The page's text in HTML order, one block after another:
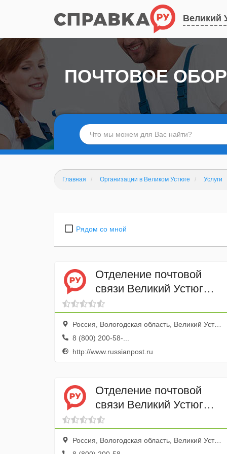
Великий
ПОЧТОВОЕ
Главная Организации в Великом Устюге Услуги
Рядом со мной
Отделение почтовой
связи Великий Устюг
162390
Россия, Вологодская область, Великий Устюг, Октябрьский переулок, 8
8 (800) 200-58-...
http://www.russianpost.ru
Отделение почтовой
связи Великий Устюг
162394
Россия, Вологодская область, Великий Устюг, улица Виноградова, 62